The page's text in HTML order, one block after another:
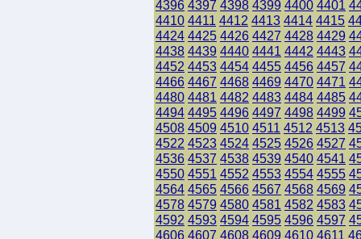
4396 4397 4398 4399 4400 4401
4410 4411 4412 4413 4414 4415
4424 4425 4426 4427 4428 4429
4438 4439 4440 4441 4442 4443
4452 4453 4454 4455 4456 4457
4466 4467 4468 4469 4470 4471
4480 4481 4482 4483 4484 4485
4494 4495 4496 4497 4498 4499
4508 4509 4510 4511 4512 4513
4522 4523 4524 4525 4526 4527
4536 4537 4538 4539 4540 4541
4550 4551 4552 4553 4554 4555
4564 4565 4566 4567 4568 4569
4578 4579 4580 4581 4582 4583
4592 4593 4594 4595 4596 4597
4606 4607 4608 4609 4610 4611